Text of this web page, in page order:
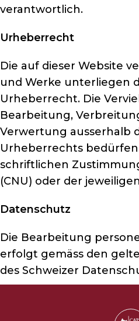
verantwortlich.
Urheberrecht
Die auf dieser Website
und Werke unterliegen
Urheberrecht. Die
Bearbeitung,
Verwertung ausserhalb
Urheberrechts
schriftlichen
(CNU) oder der
Datenschutz
Die Bearbeitung
erfolgt gemäss den
des Schweizer